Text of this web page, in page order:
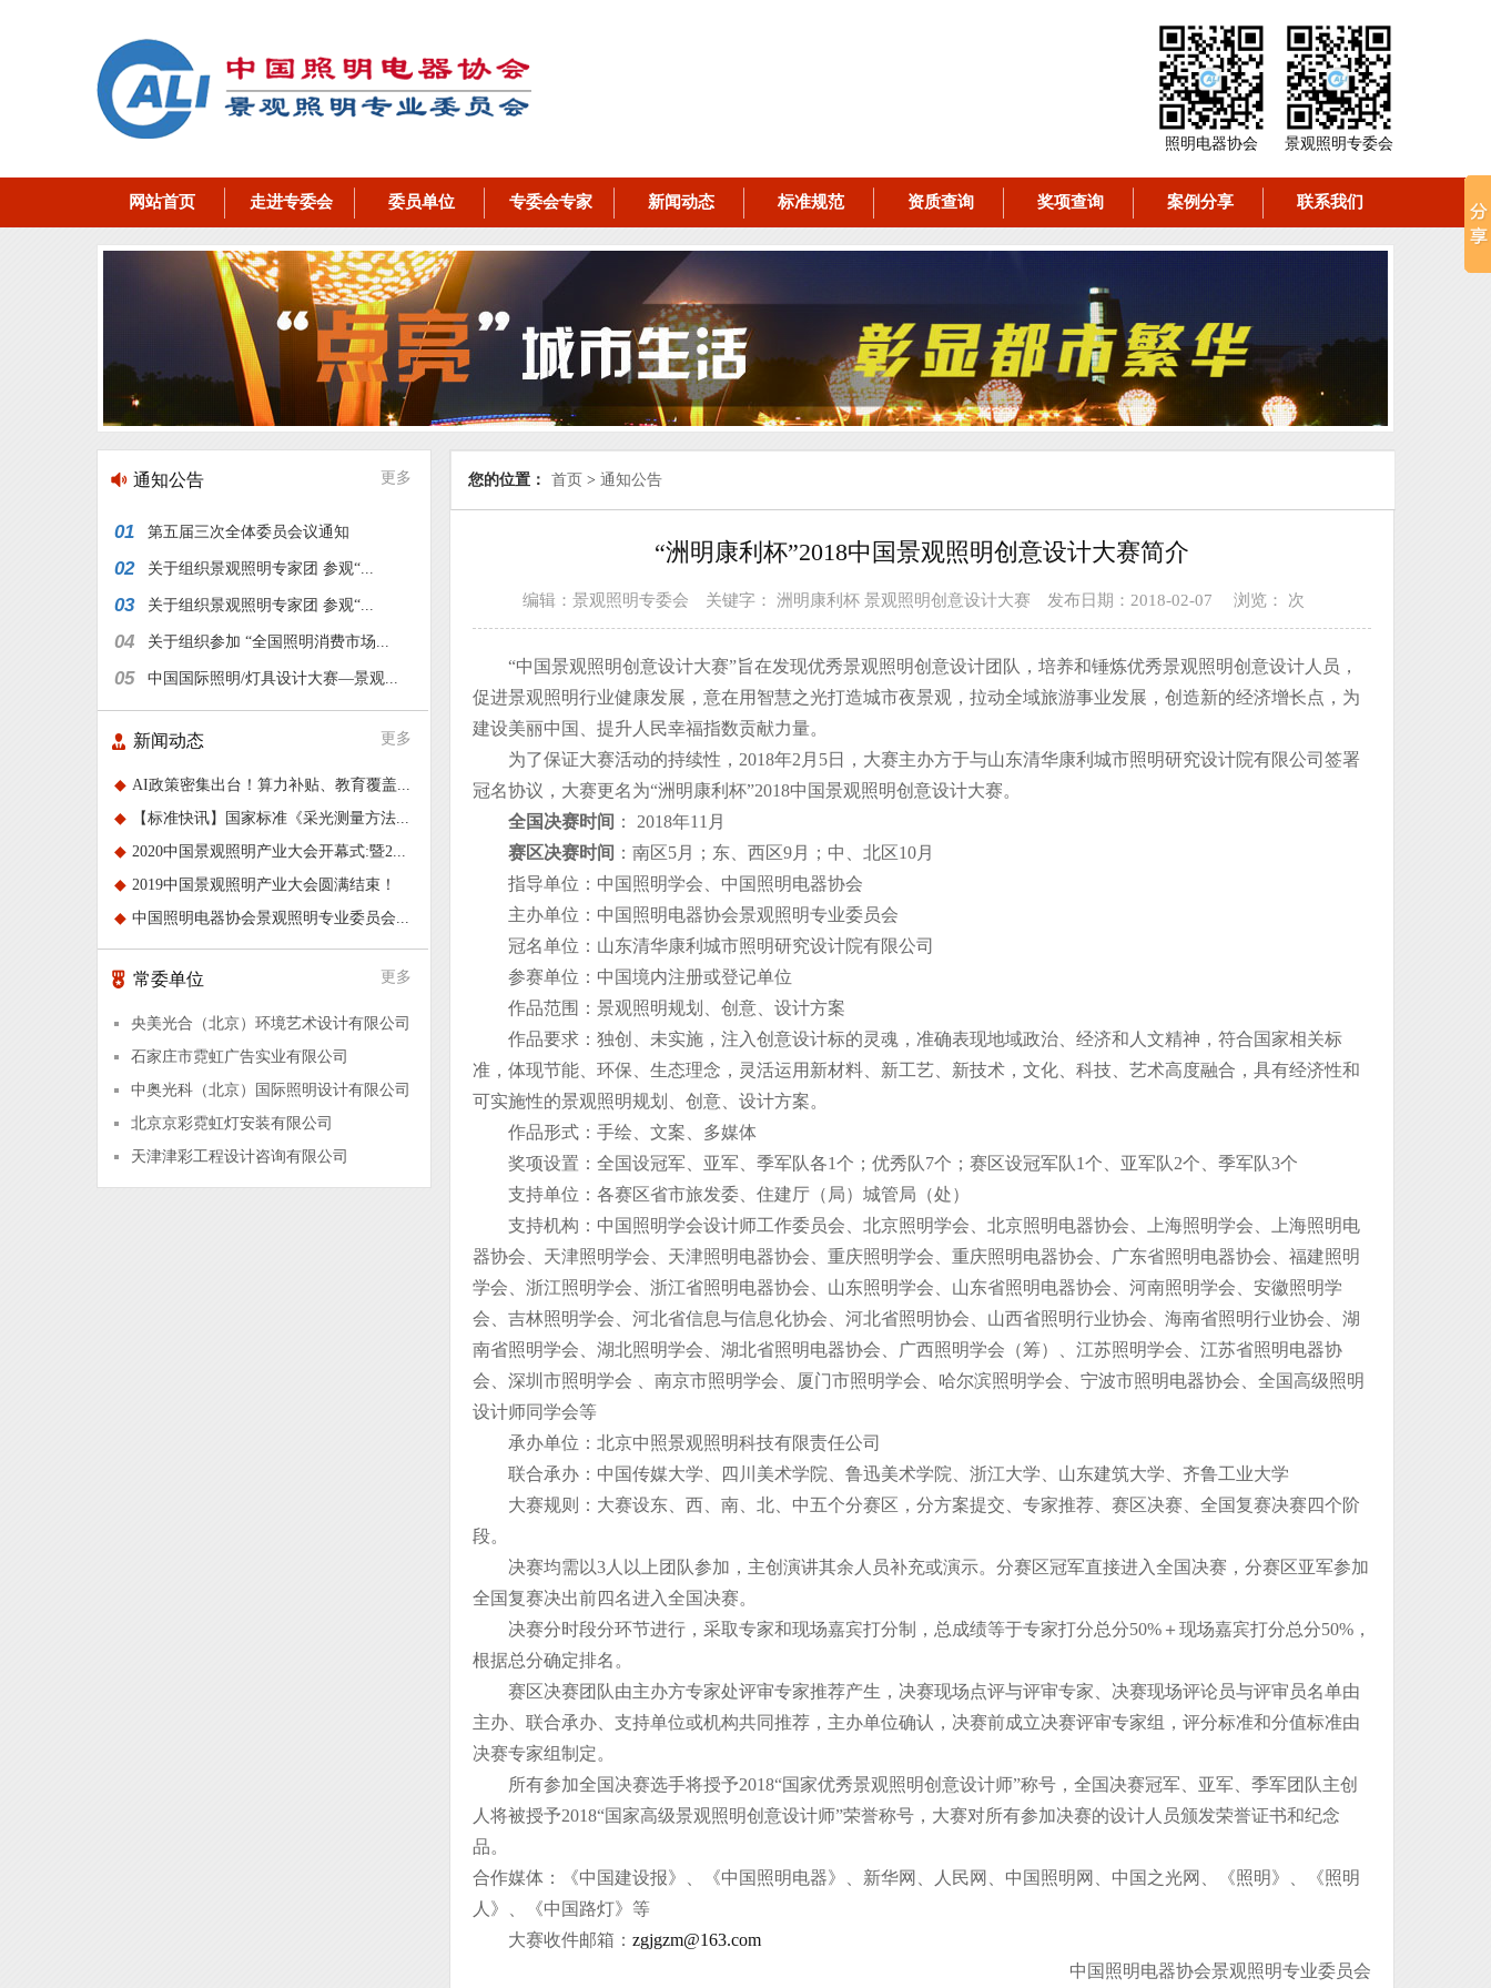
照明电器协会 景观照明专委会
网站首页 走进专委会 委员单位 专委会专家 新闻动态 标准规范 资质查询 奖项查询 案例分享 联系我们
通知公告 更多
01 第五届三次全体委员会议通知
02 关于组织景观照明专家团 参观“...
03 关于组织景观照明专家团 参观“...
04 关于组织参加 “全国照明消费市场...
05 中国国际照明/灯具设计大赛—景观...
新闻动态 更多
◆ AI政策密集出台！算力补贴、教育覆盖...
◆
【标准快讯】国家标准《采光测量方法...
◆ 2020中国景观照明产业大会开幕式:暨2...
◆ 2019中国景观照明产业大会圆满结束！
◆ 中国照明电器协会景观照明专业委员会...
常委单位 更多
央美光合（北京）环境艺术设计有限公司
石家庄市霓虹广告实业有限公司
中奥光科（北京）国际照明设计有限公司
北京京彩霓虹灯安装有限公司
天津津彩工程设计咨询有限公司
您的位置： 首页 > 通知公告
“洲明康利杯”2018中国景观照明创意设计大赛简介
编辑：景观照明专委会 关键字： 洲明康利杯 景观照明创意设计大赛 发布日期：2018-02-07 浏览： 次
“中国景观照明创意设计大赛”旨在发现优秀景观照明创意设计团队，培养和锤炼优秀景观照明创意设计人员，
促进景观照明行业健康发展，意在用智慧之光打造城市夜景观，拉动全域旅游事业发展，创造新的经济增长点，为
建设美丽中国、提升人民幸福指数贡献力量。
为了保证大赛活动的持续性，2018年2月5日，大赛主办方于与山东清华康利城市照明研究设计院有限公司签署
冠名协议，大赛更名为“洲明康利杯”2018中国景观照明创意设计大赛。
全国决赛时间 ： 2018年11月
赛区决赛时间 ：南区5月；东、西区9月；中、北区10月
指导单位：中国照明学会、中国照明电器协会
主办单位：中国照明电器协会景观照明专业委员会
冠名单位：山东清华康利城市照明研究设计院有限公司
参赛单位：中国境内注册或登记单位
作品范围：景观照明规划、创意、设计方案
作品要求：独创、未实施，注入创意设计标的灵魂，准确表现地域政治、经济和人文精神，符合国家相关标
准，体现节能、环保、生态理念，灵活运用新材料、新工艺、新技术，文化、科技、艺术高度融合，具有经济性和
可实施性的景观照明规划、创意、设计方案。
作品形式：手绘、文案、多媒体
奖项设置：全国设冠军、亚军、季军队各1个；优秀队7个；赛区设冠军队1个、亚军队2个、季军队3个
支持单位：各赛区省市旅发委、住建厅（局）城管局（处）
支持机构：中国照明学会设计师工作委员会、北京照明学会、北京照明电器协会、上海照明学会、上海照明电
器协会、天津照明学会、天津照明电器协会、重庆照明学会、重庆照明电器协会、广东省照明电器协会、福建照明
学会、浙江照明学会、浙江省照明电器协会、山东照明学会、山东省照明电器协会、河南照明学会、安徽照明学
会、吉林照明学会、河北省信息与信息化协会、河北省照明协会、山西省照明行业协会、海南省照明行业协会、湖
南省照明学会、湖北照明学会、湖北省照明电器协会、广西照明学会（筹）、江苏照明学会、江苏省照明电器协
会、深圳市照明学会 、南京市照明学会、厦门市照明学会、哈尔滨照明学会、宁波市照明电器协会、全国高级照明
设计师同学会等
承办单位：北京中照景观照明科技有限责任公司
联合承办：中国传媒大学、四川美术学院、鲁迅美术学院、浙江大学、山东建筑大学、齐鲁工业大学
大赛规则：大赛设东、西、南、北、中五个分赛区，分方案提交、专家推荐、赛区决赛、全国复赛决赛四个阶
段。
决赛均需以3人以上团队参加，主创演讲其余人员补充或演示。分赛区冠军直接进入全国决赛，分赛区亚军参加
全国复赛决出前四名进入全国决赛。
决赛分时段分环节进行，采取专家和现场嘉宾打分制，总成绩等于专家打分总分50%＋现场嘉宾打分总分50%，
根据总分确定排名。
赛区决赛团队由主办方专家处评审专家推荐产生，决赛现场点评与评审专家、决赛现场评论员与评审员名单由
主办、联合承办、支持单位或机构共同推荐，主办单位确认，决赛前成立决赛评审专家组，评分标准和分值标准由
决赛专家组制定。
所有参加全国决赛选手将授予2018“国家优秀景观照明创意设计师”称号，全国决赛冠军、亚军、季军团队主创
人将被授予2018“国家高级景观照明创意设计师”荣誉称号，大赛对所有参加决赛的设计人员颁发荣誉证书和纪念
品。
合作媒体：《中国建设报》、《中国照明电器》、新华网、人民网、中国照明网、中国之光网、《照明》、《照明
人》、《中国路灯》等
大赛收件邮箱： zgjgzm@163.com
中国照明电器协会景观照明专业委员会